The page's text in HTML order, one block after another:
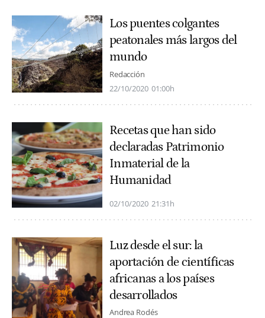
Los puentes colgantes
peatonales más largos del
mundo
Redacción
22/10/2020 01:00h
Recetas que han sido
declaradas Patrimonio
Inmaterial de la
Humanidad
02/10/2020 21:31h
Luz desde el sur: la
aportación de científicas
africanas a los países
desarrollados
Andrea Rodés